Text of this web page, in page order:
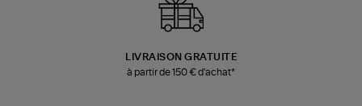
LIVRAISON GRATUITE
à partir de 150 € d'achat*